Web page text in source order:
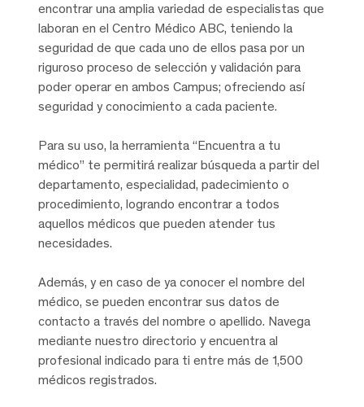
encontrar una amplia variedad de especialistas que
laboran en el Centro Médico ABC, teniendo la
seguridad de que cada uno de ellos pasa por un
riguroso proceso de selección y validación para
poder operar en ambos Campus; ofreciendo así
seguridad y conocimiento a cada paciente.
Para su uso, la herramienta “Encuentra a tu
médico” te permitirá realizar búsqueda a partir del
departamento, especialidad, padecimiento o
procedimiento, logrando encontrar a todos
aquellos médicos que pueden atender tus
necesidades.
Además, y en caso de ya conocer el nombre del
médico, se pueden encontrar sus datos de
contacto a través del nombre o apellido. Navega
mediante nuestro directorio y encuentra al
profesional indicado para ti entre más de 1,500
médicos registrados.